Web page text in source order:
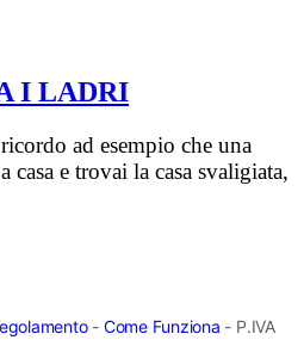
I LADRI
ad esempio che una
casa e trovai la casa svaligiata,
- Come Funziona - P.IVA